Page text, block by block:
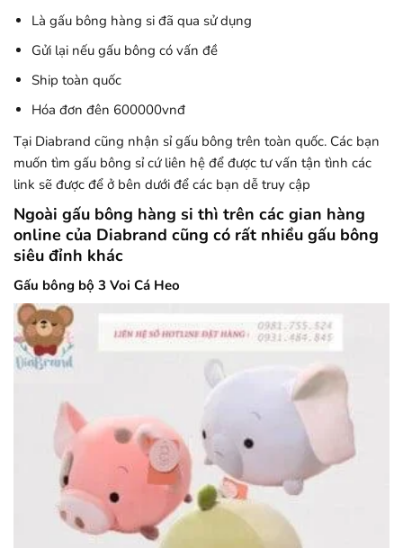
Là gấu bông hàng si đã qua sử dụng
Gửi lại nếu gấu bông có vấn đề
Ship toàn quốc
Hóa đơn đên 600000vnđ
Tại Diabrand cũng nhận sỉ gấu bông trên toàn quốc. Các bạn
muốn tìm gấu bông sỉ cứ liên hệ để được tư vấn tận tình các
link sẽ được để ở bên dưới để các bạn dễ truy cập
Ngoài gấu bông hàng si thì trên các gian hàng
online của Diabrand cũng có rất nhiều gấu bông
siêu đỉnh khác
Gấu bông bộ 3 Voi Cá Heo